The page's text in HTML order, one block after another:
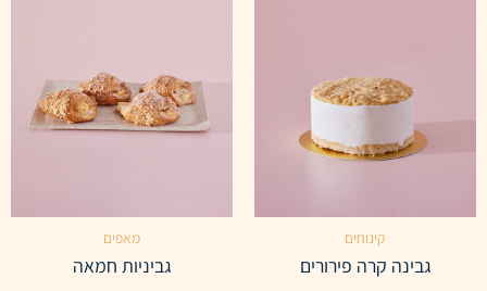
קינוחים
גבינה קרה פירורים
מאפים
גביניות חמאה